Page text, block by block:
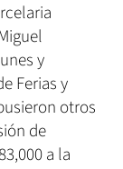
y
Ferias y
otros
de
a la